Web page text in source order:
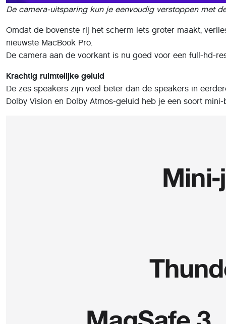
De camera-uitsparing kun je eenvoudig verstoppen met
Omdat de bovenste rij het scherm iets groter maakt,
nieuwste MacBook Pro.
De camera aan de voorkant is nu goed voor een full-hd-
Krachtig ruimtelijke geluid
De zes speakers zijn veel beter dan de speakers in
Dolby Vision en Dolby Atmos-geluid heb je een soort